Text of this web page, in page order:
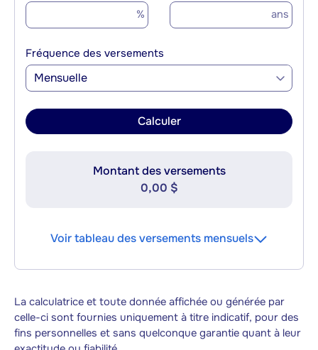
% ans
Fréquence des versements
Mensuelle
Calculer
Montant des versements
0,00 $
Voir tableau des versements mensuels
La calculatrice et toute donnée affichée ou générée par
celle-ci sont fournies uniquement à titre indicatif, pour des
fins personnelles et sans quelconque garantie quant à leur